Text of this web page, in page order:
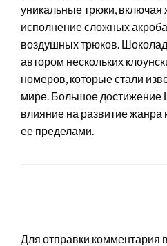
уникальные трюки, включая
исполнение сложных
воздушных трюков.
автором нескольких
номеров, которые стали
мире. Большое достижение
влияние на развитие жанра
ее пределами.
Для отправки комментария